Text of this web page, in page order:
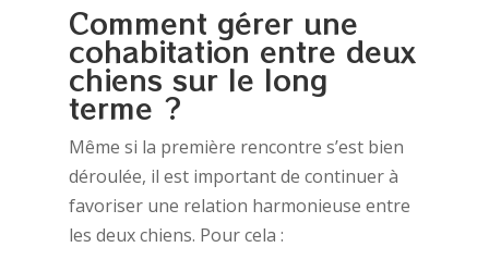
Comment gérer une
cohabitation entre deux
chiens sur le long
terme ?
Même si la première rencontre s’est bien
déroulée, il est important de continuer à
favoriser une relation harmonieuse entre
les deux chiens. Pour cela :